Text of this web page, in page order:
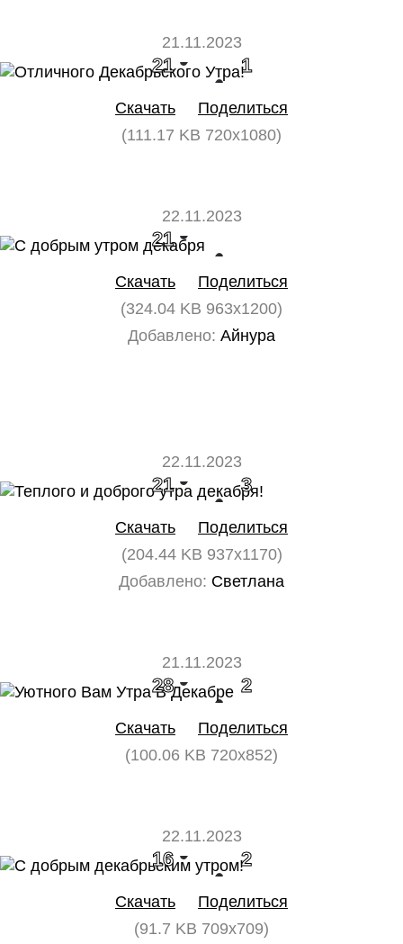
21.11.2023
21 1
Скачать
Поделиться
(111.17 KB 720x1080)
22.11.2023
21
Скачать
Поделиться
(324.04 KB 963x1200)
Добавлено: Айнура
22.11.2023
21 3
Скачать
Поделиться
(204.44 KB 937x1170)
Добавлено: Светлана
21.11.2023
28 2
Скачать
Поделиться
(100.06 KB 720x852)
22.11.2023
16 2
Скачать
Поделиться
(91.7 KB 709x709)